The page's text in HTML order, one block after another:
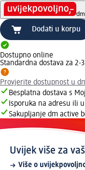
Dodati u korpu
Dostupno online
Standardna dostava za 2-
Provjerite dostupnost u
Besplatna dostava s
Isporuka na adresu ili
Sakupljanje dm active
Uvijek više za
Više o